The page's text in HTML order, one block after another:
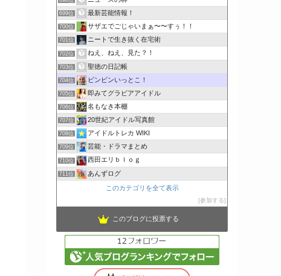
699位 最新芸能情報！
700位 サザエでごじゃいまぁ〜〜すぅ！！
701位 ニートで生き抜く在宅術
702位 ねえ、ねえ、見た？！
703位 聖徳の日記帳
704位 ビンビンいっとこ！
705位 即みてグラビアアイドル
706位 名もなき本棚
707位 20世紀アイドル写真館
708位 アイドルトレカ WIKI
709位 芸能・ドラマまとめ
710位 西田エリｂｌｏｇ
711位 あんずログ
このカテゴリを全て表示
参加する
このブログに投票する